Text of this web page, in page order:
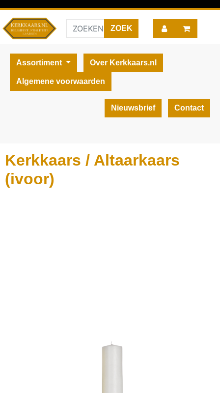
Assortiment Over Kerkkaars.nl
Algemene voorwaarden
Nieuwsbrief Contact
Kerkkaars / Altaarkaars
(ivoor)